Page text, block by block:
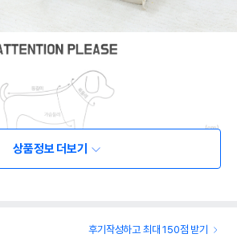
상품정보 더보기
후기작성하고 최대 150점 받기